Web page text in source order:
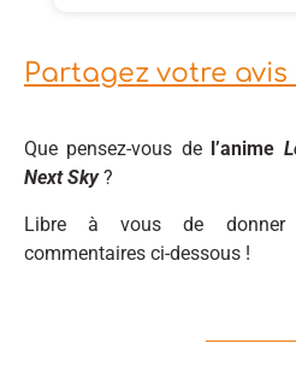
Partagez votre avis
Que pensez-vous de l’anime
Next Sky?
Libre à vous de
commentaires ci-dessous !